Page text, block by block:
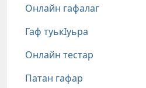
Онлайн гафалаг
Гаф туькIуьра
Онлайн тестар
Патан гафар